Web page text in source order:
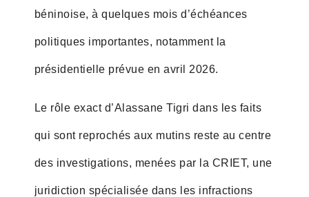
béninoise, à quelques mois d’échéances
politiques importantes, notamment la
présidentielle prévue en avril 2026.
Le rôle exact d’Alassane Tigri dans les faits
qui sont reprochés aux mutins reste au centre
des investigations, menées par la CRIET, une
juridiction spécialisée dans les infractions